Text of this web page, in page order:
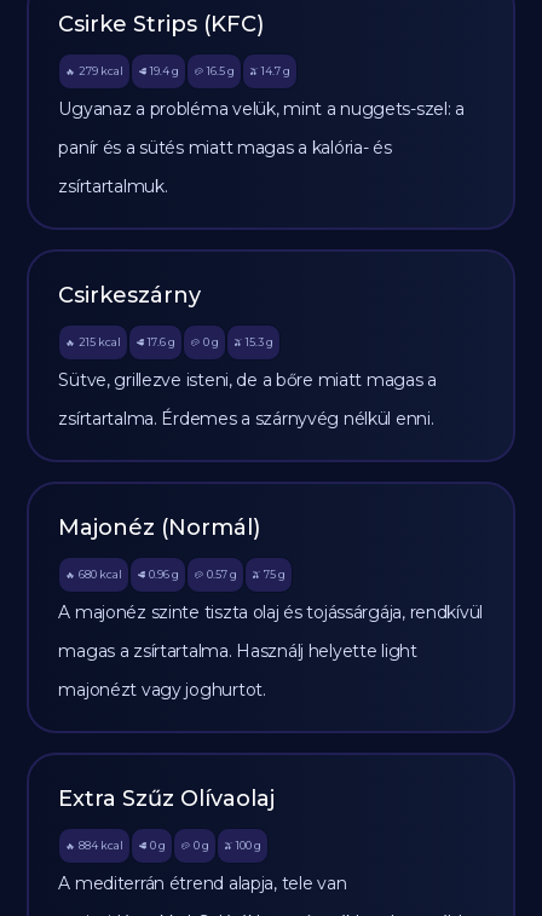
Csirke Strips (KFC)
🔥 279 kcal 🥩 19.4 g 🥔 16.5g 🫒 14.7 g
Ugyanaz a probléma velük, mint a nuggets-szel: a
panír és a sütés miatt magas a kalória- és
zsírtartalmuk.
Csirkeszárny
🔥 215 kcal 🥩 17.6 g 🥔 0g 🫒 15.3 g
Sütve, grillezve isteni, de a bőre miatt magas a
zsírtartalma. Érdemes a szárnyvég nélkül enni.
Majonéz (Normál)
🔥 680 kcal 🥩 0.96 g 🥔 0.57g 🫒 75 g
A majonéz szinte tiszta olaj és tojássárgája, rendkívül
magas a zsírtartalma. Használj helyette light
majonézt vagy joghurtot.
Extra Szűz Olívaolaj
🔥 884 kcal 🥩 0 g 🥔 0g 🫒 100 g
A mediterrán étrend alapja, tele van